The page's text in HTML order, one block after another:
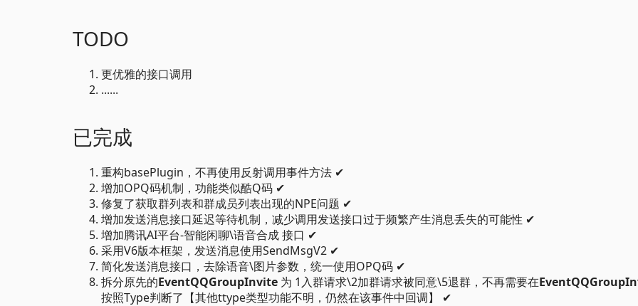
TODO
更优雅的接口调用
......
已完成
重构basePlugin，不再使用反射调用事件方法 ✔
增加OPQ码机制，功能类似酷Q码 ✔
修复了获取群列表和群成员列表出现的NPE问题 ✔
增加发送消息接口延迟等待机制，减少调用发送接口过于频繁产生消息丢失的可能性 ✔
增加腾讯AI平台-智能闲聊\语音合成 接口 ✔
采用V6版本框架，发送消息使用SendMsgV2 ✔
简化发送消息接口，去除语音\图片参数，统一使用OPQ码 ✔
拆分原先的EventQQGroupInvite 为 1入群请求\2加群请求被同意\5退群，不再需要在
按照Type判断了【其他ttype类型功能不明，仍然在该事件中回调】 ✔